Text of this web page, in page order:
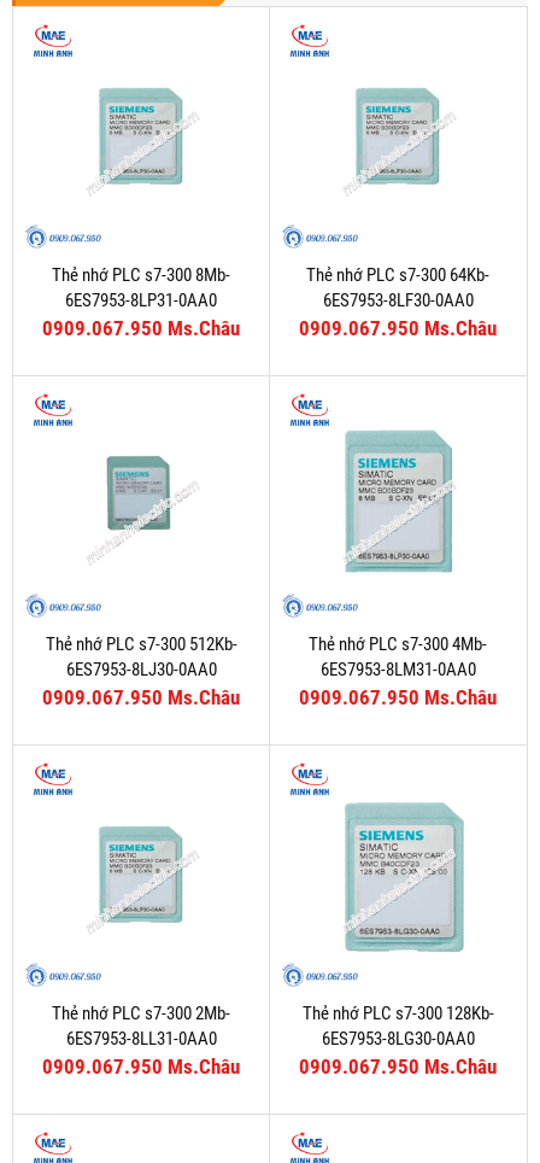
Thẻ nhớ PLC s7-300 8Mb-
6ES7953-8LP31-0AA0
0909.067.950 Ms.Châu
Thẻ nhớ PLC s7-300 64Kb-
6ES7953-8LF30-0AA0
0909.067.950 Ms.Châu
Thẻ nhớ PLC s7-300 512Kb-
6ES7953-8LJ30-0AA0
0909.067.950 Ms.Châu
Thẻ nhớ PLC s7-300 4Mb-
6ES7953-8LM31-0AA0
0909.067.950 Ms.Châu
Thẻ nhớ PLC s7-300 2Mb-
6ES7953-8LL31-0AA0
0909.067.950 Ms.Châu
Thẻ nhớ PLC s7-300 128Kb-
6ES7953-8LG30-0AA0
0909.067.950 Ms.Châu